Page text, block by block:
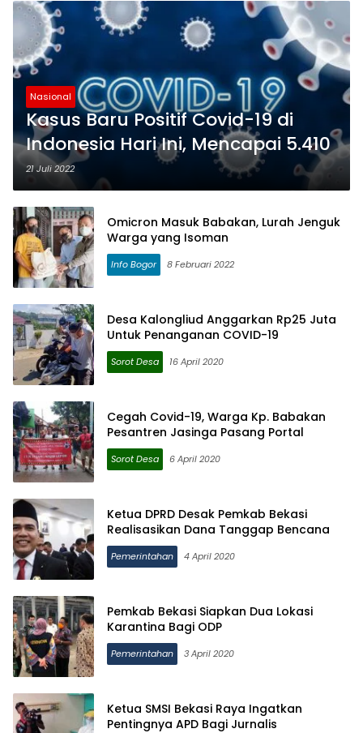
Nasional
Kasus Baru Positif Covid-19 di
Indonesia Hari Ini, Mencapai 5.410
21 Juli 2022
Omicron Masuk Babakan, Lurah Jenguk
Warga yang Isoman
Info Bogor 8 Februari 2022
Desa Kalongliud Anggarkan Rp25 Juta
Untuk Penanganan COVID-19
Sorot Desa 16 April 2020
Cegah Covid-19, Warga Kp. Babakan
Pesantren Jasinga Pasang Portal
Sorot Desa 6 April 2020
Ketua DPRD Desak Pemkab Bekasi
Realisasikan Dana Tanggap Bencana
Pemerintahan 4 April 2020
Pemkab Bekasi Siapkan Dua Lokasi
Karantina Bagi ODP
Pemerintahan 3 April 2020
Ketua SMSI Bekasi Raya Ingatkan
Pentingnya APD Bagi Jurnalis